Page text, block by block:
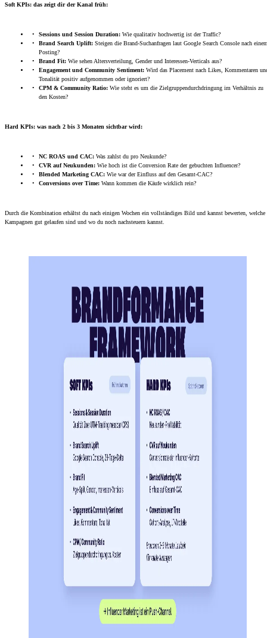
Soft KPIs: das zeigt dir der Kanal früh:
Sessions und Session Duration: Wie qualitativ hochwertig ist der Traffic?
Brand Search Uplift: Steigen die Brand-Suchanfragen laut Google Search Console nach
Posting?
Brand Fit: Wie sehen Altersverteilung, Gender und Interessen-Verticals aus?
Engagement und Community Sentiment: Wird das Placement nach Likes, Kommentaren
Tonalität positiv aufgenommen oder ignoriert?
CPM & Community Ratio: Wie steht es um die Zielgruppendurchdringung im Verhältnis zu
den Kosten?
Hard KPIs: was nach 2 bis 3 Monaten sichtbar wird:
NC ROAS und CAC: Was zahlst du pro Neukunde?
CVR auf Neukunden: Wie hoch ist die Conversion Rate der gebuchten Influencer?
Blended Marketing CAC: Wie war der Einfluss auf den Gesamt-CAC?
Conversions over Time: Wann kommen die Käufe wirklich rein?
Durch die Kombination erhältst du nach einigen Wochen ein vollständiges Bild und kannst bewerten, welche
Kampagnen gut gelaufen sind und wo du noch nachsteuern kannst.